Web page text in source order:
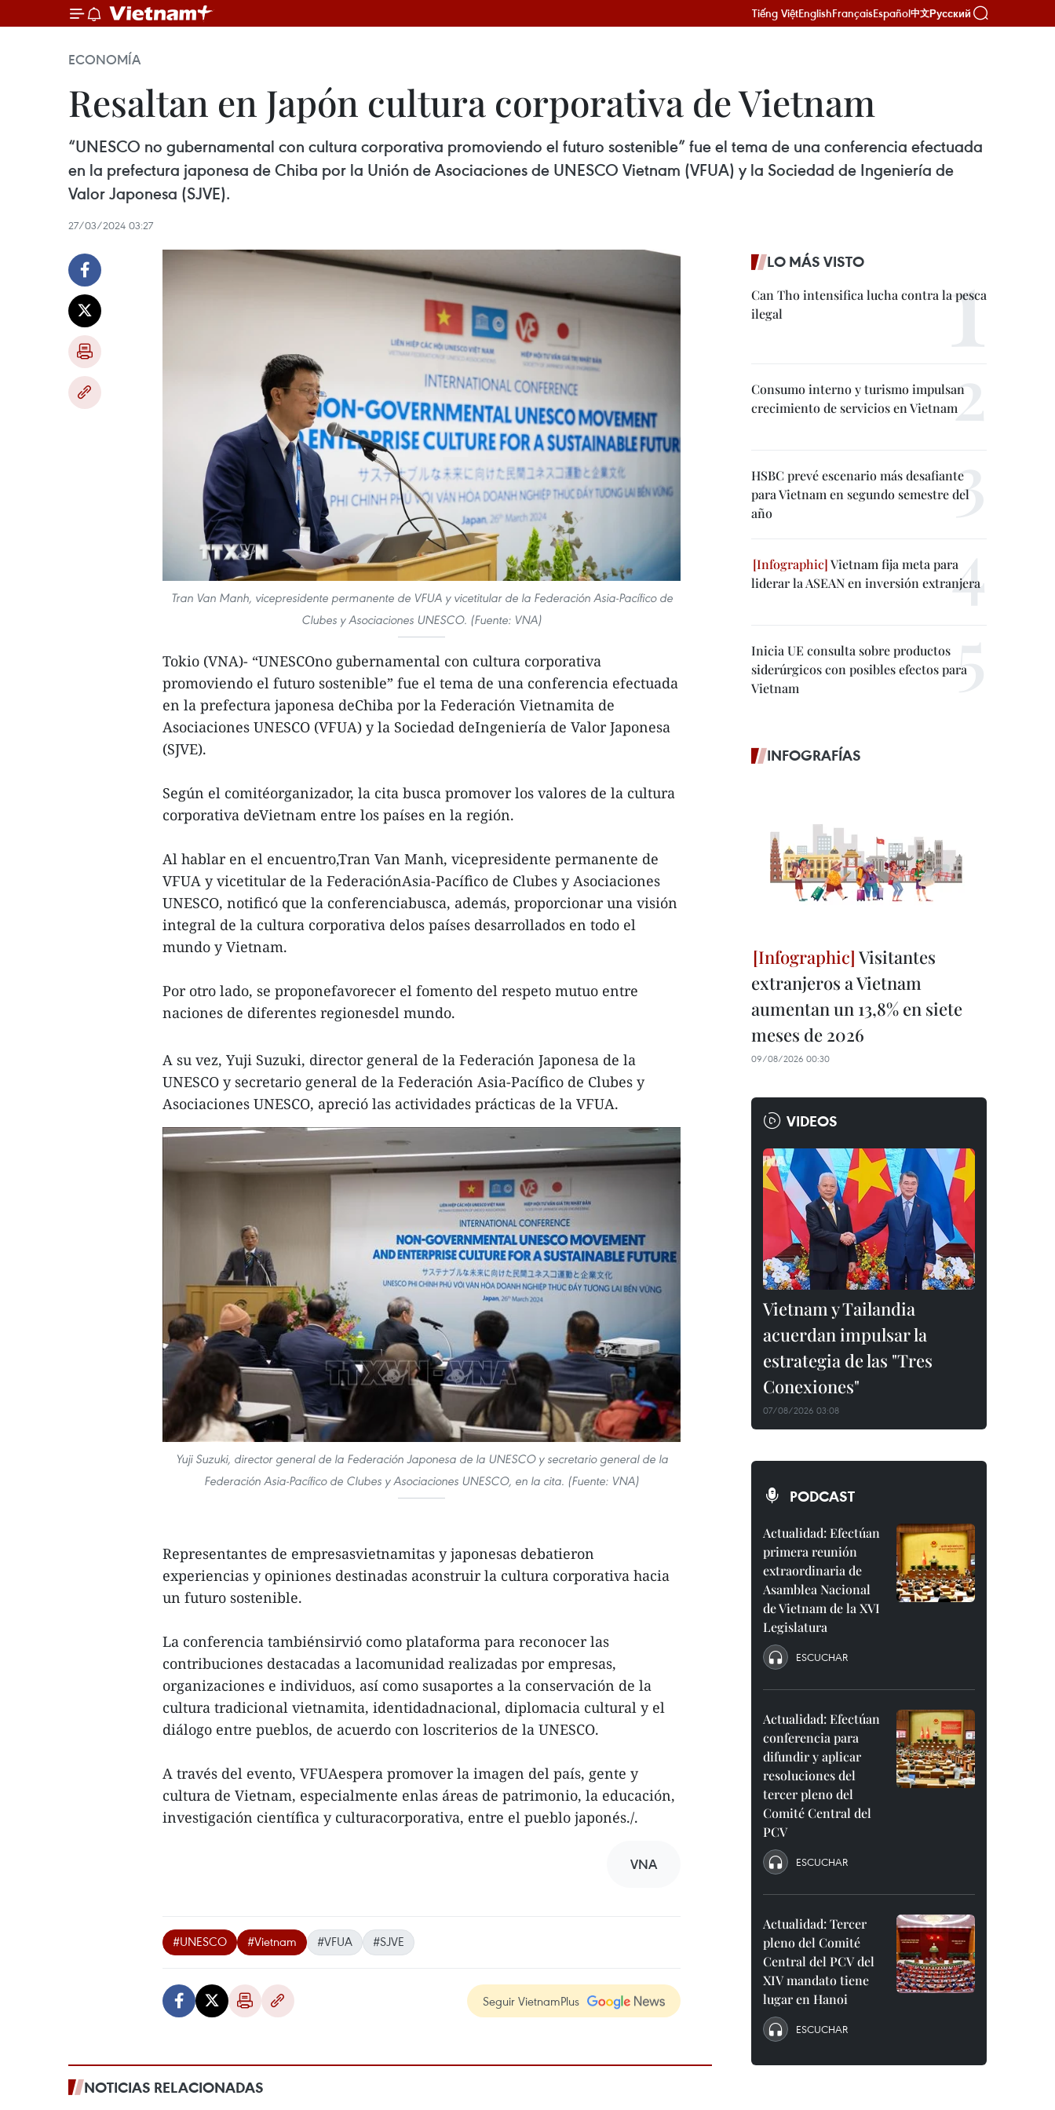
Tiếng ViệtEnglishFrançaisEspañol中文Русский
ECONOMÍA
Resaltan en Japón cultura corporativa de Vietnam
“UNESCO no gubernamental con cultura corporativa promoviendo el futuro sostenible” fue el tema de una conferencia efectuada
en la prefectura japonesa de Chiba por la Unión de Asociaciones de UNESCO Vietnam (VFUA) y la Sociedad de Ingeniería de
Valor Japonesa (SJVE).
27/03/2024 03:27
Tran Van Manh, vicepresidente permanente de VFUA y vicetitular de la Federación Asia-Pacífico de
Clubes y Asociaciones UNESCO. (Fuente: VNA)
Tokio (VNA)- “UNESCOno gubernamental con cultura corporativa
promoviendo el futuro sostenible” fue el tema de una conferencia efectuada
en la prefectura japonesa deChiba por la Federación Vietnamita de
Asociaciones UNESCO (VFUA) y la Sociedad deIngeniería de Valor Japonesa
(SJVE).
Según el comitéorganizador, la cita busca promover los valores de la cultura
corporativa deVietnam entre los países en la región.
Al hablar en el encuentro,Tran Van Manh, vicepresidente permanente de
VFUA y vicetitular de la FederaciónAsia-Pacífico de Clubes y Asociaciones
UNESCO, notificó que la conferenciabusca, además, proporcionar una visión
integral de la cultura corporativa delos países desarrollados en todo el
mundo y Vietnam.
Por otro lado, se proponefavorecer el fomento del respeto mutuo entre
naciones de diferentes regionesdel mundo.
A su vez, Yuji Suzuki, director general de la Federación Japonesa de la
UNESCO y secretario general de la Federación Asia-Pacífico de Clubes y
Asociaciones UNESCO, apreció las actividades prácticas de la VFUA.
Yuji Suzuki, director general de la Federación Japonesa de la UNESCO y secretario general de la
Federación Asia-Pacífico de Clubes y Asociaciones UNESCO, en la cita. (Fuente: VNA)
Representantes de empresasvietnamitas y japonesas debatieron
experiencias y opiniones destinadas aconstruir la cultura corporativa hacia
un futuro sostenible.
La conferencia tambiénsirvió como plataforma para reconocer las
contribuciones destacadas a lacomunidad realizadas por empresas,
organizaciones e individuos, así como susaportes a la conservación de la
cultura tradicional vietnamita, identidadnacional, diplomacia cultural y el
diálogo entre pueblos, de acuerdo con loscriterios de la UNESCO.
A través del evento, VFUAespera promover la imagen del país, gente y
cultura de Vietnam, especialmente enlas áreas de patrimonio, la educación,
investigación científica y culturacorporativa, entre el pueblo japonés./.
VNA
#UNESCO #Vietnam #VFUA #SJVE
Seguir VietnamPlus
NOTICIAS RELACIONADAS
LO MÁS VISTO
Can Tho intensifica lucha contra la pesca
ilegal
Consumo interno y turismo impulsan
crecimiento de servicios en Vietnam
HSBC prevé escenario más desafiante
para Vietnam en segundo semestre del
año
Vietnam fija meta para
liderar la ASEAN en inversión extranjera
Inicia UE consulta sobre productos
siderúrgicos con posibles efectos para
Vietnam
INFOGRAFÍAS
Visitantes
extranjeros a Vietnam
aumentan un 13,8% en siete
meses de 2026
09/08/2026 00:30
VIDEOS
Vietnam y Tailandia
acuerdan impulsar la
estrategia de las "Tres
Conexiones"
07/08/2026 03:08
PODCAST
Actualidad: Efectúan
primera reunión
extraordinaria de
Asamblea Nacional
de Vietnam de la XVI
Legislatura
ESCUCHAR
Actualidad: Efectúan
conferencia para
difundir y aplicar
resoluciones del
tercer pleno del
Comité Central del
PCV
ESCUCHAR
Actualidad: Tercer
pleno del Comité
Central del PCV del
XIV mandato tiene
lugar en Hanoi
ESCUCHAR